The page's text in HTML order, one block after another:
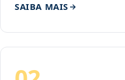
SAIBA MAIS